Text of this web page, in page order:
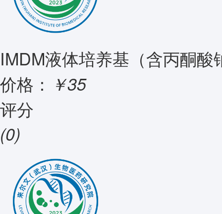
IMDM液体培养基（含丙酮
价格： ￥35
评分
(0)